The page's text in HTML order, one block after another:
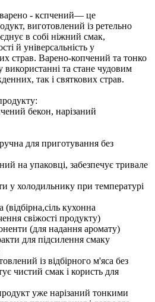
- кспчений— це
виготовлений із ретельно
в собі ніжний смак,
й універсальність у
страв. Варено-копчений та тонко
використанні та стане чудовим
так і святкових страв.
бекон, нарізаний
для приготування без
на упаковці, забезпечує тривале
у холодильнику при температурі
кухонна
свіжості продукту)
(для надання аромату)
для підсилення смаку
із відбірного м'яса без
чистий смак і користь для
уже нарізаний тонкими